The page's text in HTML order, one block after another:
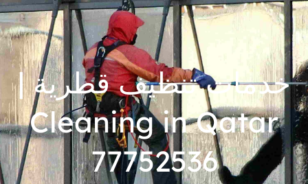
خدمات تنظيف قطرية |
Cleaning in Qatar
77752536